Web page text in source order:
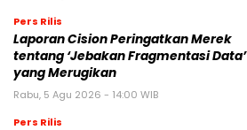
Pers Rilis
Laporan Cision Peringatkan Merek
tentang ‘Jebakan Fragmentasi Data’
yang Merugikan
Rabu, 5 Agu 2026 - 14:00 WIB
Pers Rilis